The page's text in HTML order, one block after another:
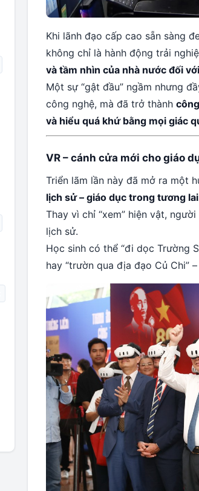
Khi lãnh đạo cấp cao sẵn sàng
không chỉ là hành động trải
và tầm nhìn của nhà nước đối
Một sự “gật đầu” ngầm nhưng
công nghệ, mà đã trở thành
và hiểu quá khứ bằng mọi giác
VR – cánh cửa mới cho giáo
Triển lãm lần này đã mở ra một
lịch sử – giáo dục trong tương lai
Thay vì chỉ “xem” hiện vật,
lịch sử.
Học sinh có thể “đi dọc Trường
hay “trườn qua địa đạo Củ Chi”